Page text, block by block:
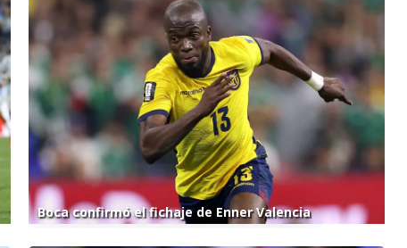
Boca confirmó el fichaje de Enner Valencia